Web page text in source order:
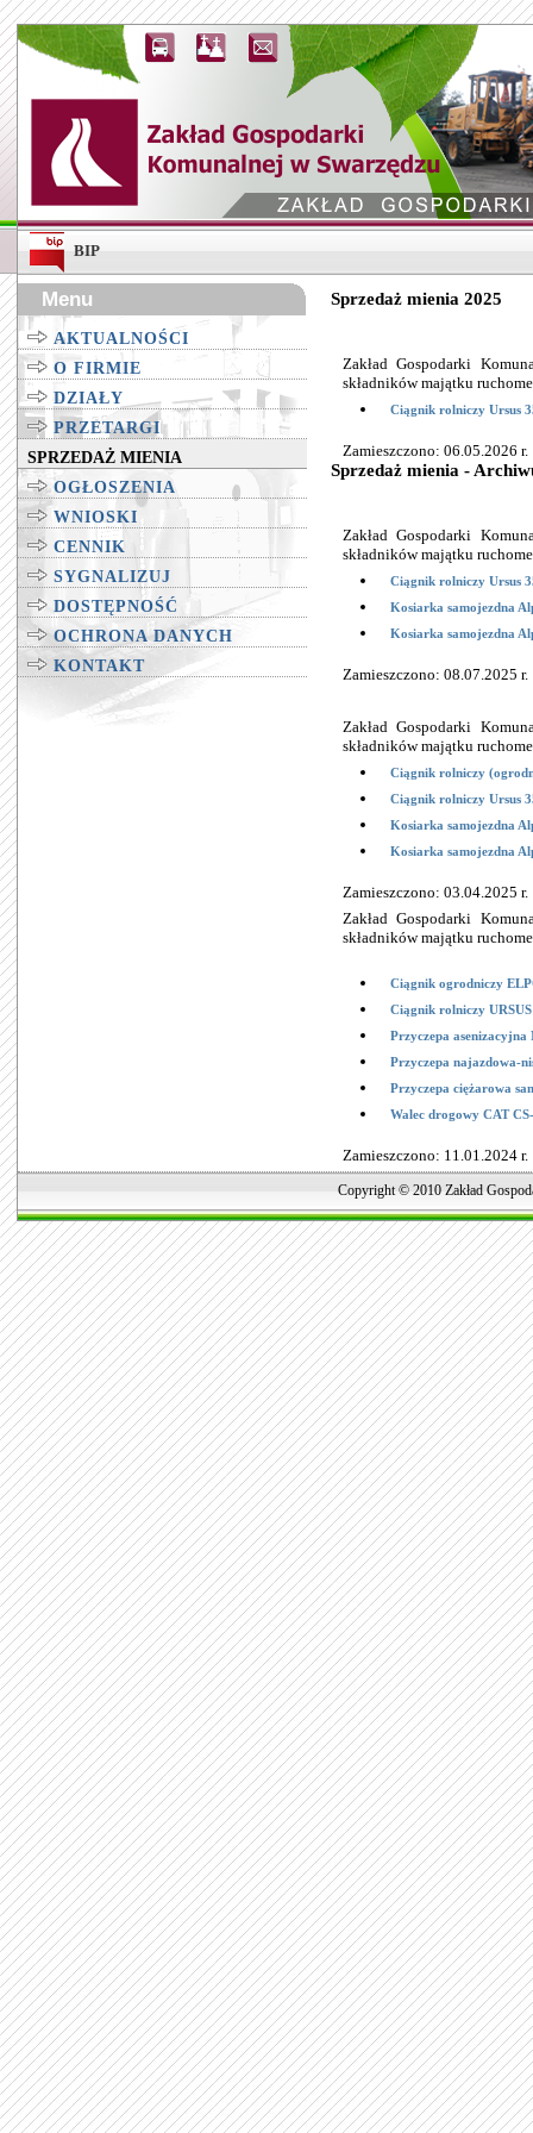
BIP
Menu Sprzedaż mienia 2025
Zakład Gospodarki
składników majątku
Ciągnik rolniczy Ursus
Zamieszczono: 06.05.2026 r.
Sprzedaż mienia -
Zakład Gospodarki
składników majątku
Ciągnik rolniczy Ursus
Kosiarka samojezdna
Kosiarka samojezdna
Zamieszczono: 08.07.2025 r.
Zakład Gospodarki
składników majątku
Ciągnik rolniczy
Ciągnik rolniczy Ursus
Kosiarka samojezdna
Kosiarka samojezdna
Zamieszczono: 03.04.2025 r.
Zakład Gospodarki
składników majątku
Ciągnik ogrodniczy
Ciągnik rolniczy
Przyczepa
Przyczepa najazdowa-
Przyczepa ciężarowa
Walec drogowy CAT
Zamieszczono: 11.01.2024 r.
AKTUALNOŚCI
O FIRMIE
DZIAŁY
PRZETARGI
SPRZEDAŻ MIENIA
OGŁOSZENIA
WNIOSKI
CENNIK
SYGNALIZUJ
DOSTĘPNOŚĆ
OCHRONA DANYCH
KONTAKT
Copyright © 2010 Zakład